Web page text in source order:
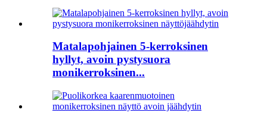
Matalapohjainen 5-kerroksinen
hyllyt, avoin pystysuora
monikerroksinen...